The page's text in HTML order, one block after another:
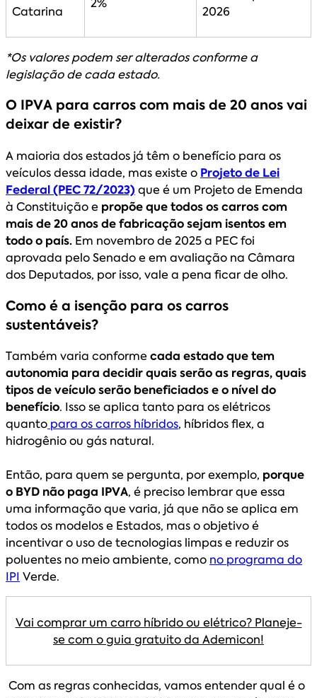
Catarina
2026
*Os valores podem ser alterados conforme a
legislação de cada estado.
O IPVA para carros com mais de 20 anos vai
deixar de existir?
A maioria dos estados já têm o benefício para os
veículos dessa idade, mas existe o Projeto de Lei
Federal (PEC 72/2023) que é um Projeto de Emenda
à Constituição e propõe que todos os carros com
mais de 20 anos de fabricação sejam isentos em
todo o país. Em novembro de 2025 a PEC foi
aprovada pelo Senado e em avaliação na Câmara
dos Deputados, por isso, vale a pena ficar de olho.
Como é a isenção para os carros
sustentáveis?
Também varia conformecada estado que tem
autonomia para decidir quais serão as regras, quais
tipos de veículo serão beneficiados e o nível do
benefício. Isso se aplica tanto para os elétricos
quanto para os carros híbridos, híbridos flex, a
hidrogênio ou gás natural.
Então, para quem se pergunta, por exemplo, porque
o BYD não paga IPVA, é preciso lembrar que essa
uma informação que varia, já que não se aplica em
todos os modelos e Estados, mas o objetivo é
incentivar o uso de tecnologias limpas e reduzir os
poluentes no meio ambiente, como no programa do
IPI Verde.
Vai comprar um carro híbrido ou elétrico? Planeje-
se com o guia gratuito da Ademicon!
Com as regras conhecidas, vamos entender qual é o